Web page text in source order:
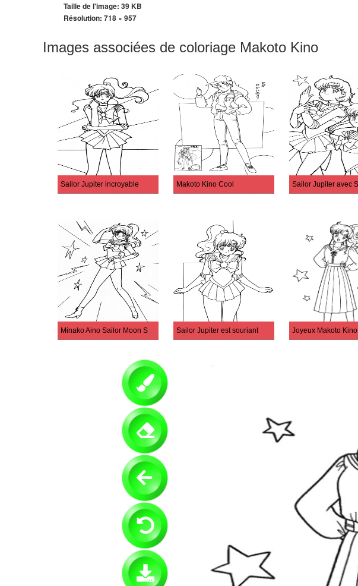
Taille de l'image: 39 KB
Résolution: 718 × 957
Images associées de coloriage Makoto Kino
Sailor Jupiter incroyable Makoto Kino Cool
Minako Aino Sailor Moon Sailor Jupiter Sailor Jupiter est souriant Joyeux Makoto Kino